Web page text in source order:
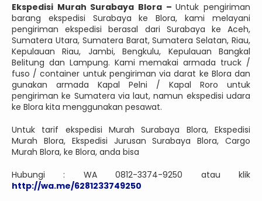
Ekspedisi Murah Surabaya Blora –Untuk pengiriman
barang ekspedisi Surabaya ke Blora, kami melayani
pengiriman ekspedisi berasal dari Surabaya ke Aceh,
Sumatera Utara, Sumatera Barat, Sumatera Selatan, Riau,
Kepulauan Riau, Jambi, Bengkulu, Kepulauan Bangkal
Belitung dan Lampung. Kami memakai armada truck /
fuso / container untuk pengiriman via darat ke Blora dan
gunakan armada Kapal Pelni / Kapal Roro untuk
pengiriman ke Sumatera via laut, namun ekspedisi udara
ke Blora kita menggunakan pesawat.
Untuk tarif ekspedisi Murah Surabaya Blora, Ekspedisi
Murah Blora, Ekspedisi Jurusan Surabaya Blora, Cargo
Murah Blora, ke Blora, anda bisa
Hubungi : WA 0812-3374-9250 atau klik
http://wa.me/6281233749250